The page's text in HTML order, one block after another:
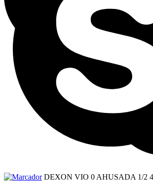
DEXON VIO 0 AHUSADA 1/2